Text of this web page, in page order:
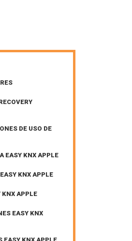
DE USO DE
EASY KNX APPLE
KNX APPLE
KNX APPLE
EASY KNX